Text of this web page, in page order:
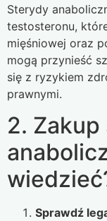
Sterydy
testosteronu,
mięśniowej oraz
mogą przynieść
się z ryzykiem
prawnymi.
2.
Sprawdź